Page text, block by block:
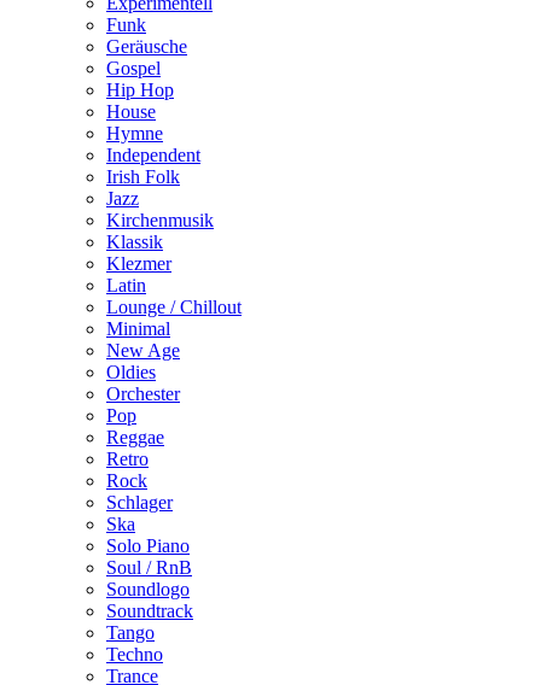
Funk
Geräusche
Gospel
Hip Hop
House
Hymne
Independent
Irish Folk
Jazz
Kirchenmusik
Klassik
Klezmer
Latin
Lounge / Chillout
Minimal
New Age
Oldies
Orchester
Pop
Reggae
Retro
Rock
Schlager
Ska
Solo Piano
Soul / RnB
Soundlogo
Soundtrack
Tango
Techno
Trance